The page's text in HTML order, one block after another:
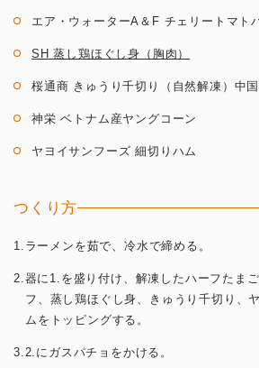
エア・ウォーターA＆F チェリートマト
SH 蒸し鶏ほぐし身（胸肉）
桜通商 きゅうり千切り（自然解凍）中
神栄 ベトナム産ヤングコーン
ヤヨイサンフーズ 細切りハム
つくり方
1.ラーメンを茹で、冷水で締める。
2.器に1.を盛り付け、解凍したハーフたま
フ、蒸し鶏ほぐし身、きゅうり千切り、
ムをトッピングする。
3.2.にガスパチョをかける。